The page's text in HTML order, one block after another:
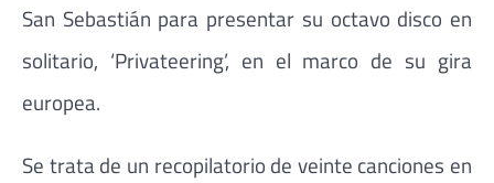
San Sebastián para presentar su octavo disco en
solitario, ‘Privateering’, en el marco de su gira
europea.
Se trata de un recopilatorio de veinte canciones en